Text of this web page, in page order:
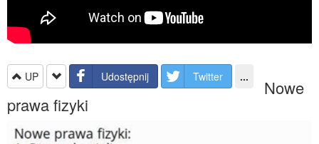
UP Udostępnij Twitter ... Nowe
prawa fizyki